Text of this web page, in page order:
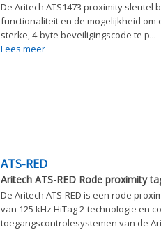
De Aritech ATS1473 proximity sleutel
functionaliteit en de mogelijkheid om
sterke, 4-byte beveiligingscode te p...
Lees meer
ATS-RED
Aritech ATS-RED Rode proximity
De Aritech ATS-RED is een rode
van 125 kHz HiTag 2-technologie en
toegangscontrolesystemen van de